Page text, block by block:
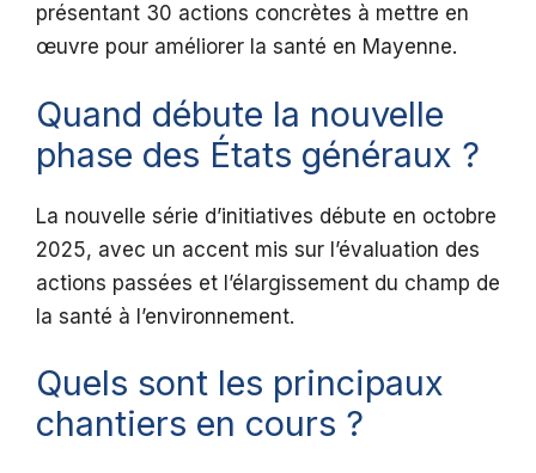
présentant 30 actions concrètes à mettre en
œuvre pour améliorer la santé en Mayenne.
Quand débute la nouvelle
phase des États généraux ?
La nouvelle série d’initiatives débute en octobre
2025, avec un accent mis sur l’évaluation des
actions passées et l’élargissement du champ de
la santé à l’environnement.
Quels sont les principaux
chantiers en cours ?